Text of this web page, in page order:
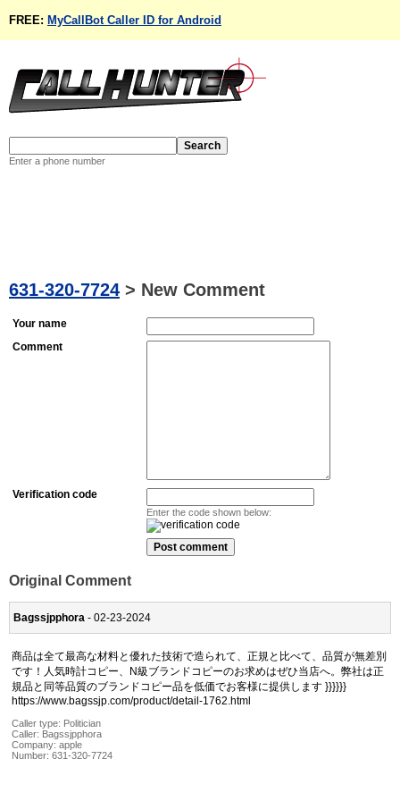
FREE: MyCallBot Caller ID for Android
Enter a phone number
631-320-7724 > New Comment
Your name
Comment
Verification code
Enter the code shown below:
Original Comment
Bagssjpphora - 02-23-2024
商品は全て最高な材料と優れた技術で造られて、正規と比べて、品質が無差別
です！人気時計コピー、N級ブランドコピーのお求めはぜひ当店へ。弊社は正
規品と同等品質のブランドコピー品を低価でお客様に提供します }}}}}}
https://www.bagssjp.com/product/detail-1762.html
Caller type: Politician
Caller: Bagssjpphora
Company: apple
Number: 631-320-7724